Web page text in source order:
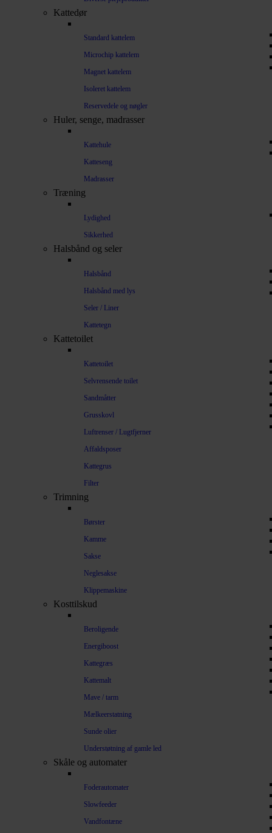
Kattedør
Standard kattelem
Microchip kattelem
Magnet kattelem
Isoleret kattelem
Reservedele og nøgler
Huler, senge, madrasser
Kattehule
Katteseng
Madrasser
Træning
Lydighed
Sikkerhed
Halsbånd og seler
Halsbånd
Halsbånd med lys
Seler / Liner
Kattetegn
Kattetoilet
Kattetoilet
Selvrensende toilet
Sandmåtter
Grusskovl
Luftrenser / Lugtfjerner
Affaldsposer
Kattegrus
Filter
Trimning
Børster
Kamme
Sakse
Neglesakse
Klippemaskine
Kosttilskud
Beroligende
Energiboost
Kattegræs
Kattemalt
Mave / tarm
Mælkeerstatning
Sunde olier
Understøtning af gamle led
Skåle og automater
Foderautomater
Slowfeeder
Vandfontæne